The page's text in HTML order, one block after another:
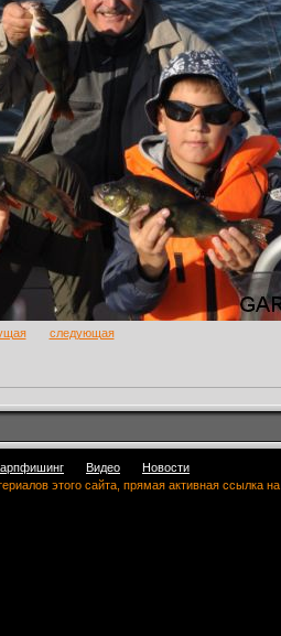
следующая
Видео
Новости
этого сайта, прямая активная ссылка на